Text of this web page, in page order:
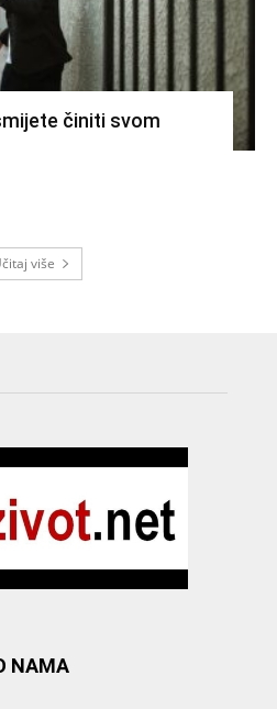
činiti svom
više
NAMA